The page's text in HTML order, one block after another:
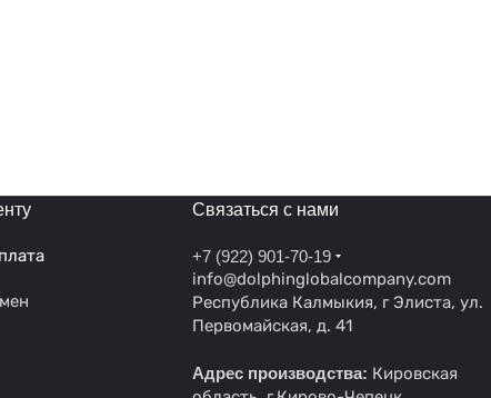
Связаться с нами
+7 (922) 901-70-19
info@dolphinglobalcompany.com
Республика Калмыкия, г Элиста, ул.
Первомайская, д. 41
Адрес производства: Кировская